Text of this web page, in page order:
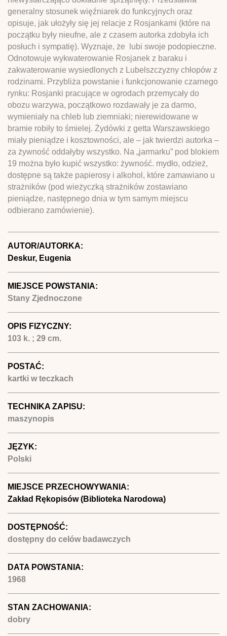
generalny stosunek więźniarek do funkcyjnych oraz
opisuje, jak ułożyły się jej relacje z Rosjankami (które na
początku były nieufne, ale z czasem autorka zdobyła ich
posłuch i sympatię). Wyznaje, że lubi swoje podopieczne.
Odnotowuje wykwaterowanie Rosjanek z baraku i
zakwaterowanie wysiedlonych z Lubelszczyzny chłopów z
rodzinami. Przybliża powstanie i funkcjonowanie czarnego
rynku: Rosjanki pracujące w ogrodach przemycały do
obozu warzywa, początkowo rozdawały je za darmo,
wymieniały na chleb lub ziemniaki; nierewidowane w
bramie robiły to śmielej. Żydówki z getta Warszawskiego
miały pieniądze i kosztowności, ale – jak twierdzi autorka –
za żywność oddałyby wszystko. Na „jarmarku” pod blokiem
19 można było kupić wszystko: żywność. mydło, odzież,
dostępne są także papierosy i alkohol, które zamawiano u
strażników (pod wieżyczką strażników zostawiano
pieniądze, następnego dnia w tym samym miejscu
odbierano zamówienie).
AUTOR/AUTORKA:
Deskur, Eugenia
MIEJSCE POWSTANIA:
Stany Zjednoczone
OPIS FIZYCZNY:
103 k. ; 29 cm.
POSTAĆ:
kartki w teczkach
TECHNIKA ZAPISU:
maszynopis
JĘZYK:
Polski
MIEJSCE PRZECHOWYWANIA:
Zakład Rękopisów (Biblioteka Narodowa)
DOSTĘPNOŚĆ:
dostępny do celów badawczych
DATA POWSTANIA:
1968
STAN ZACHOWANIA:
dobry